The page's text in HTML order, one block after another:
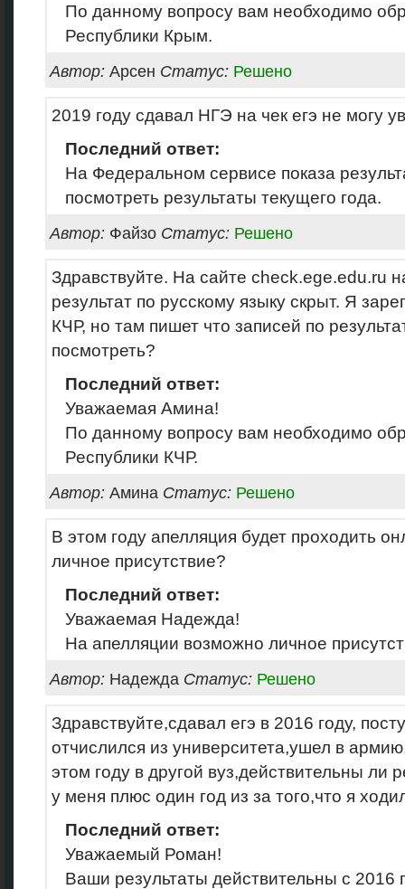
По данному вопросу вам необходимо
Республики Крым.
Автор: Арсен Статус: Решено
2019 году сдавал НГЭ на чек егэ не могу
Последний ответ:
На Федеральном сервисе показа
посмотреть результаты текущего года.
Автор: Файзо Статус: Решено
Здравствуйте. На сайте check.ege.edu.ru
результат по русскому языку скрыт. Я
КЧР, но там пишет что записей по
посмотреть?
Последний ответ:
Уважаемая Амина!
По данному вопросу вам необходимо
Республики КЧР.
Автор: Амина Статус: Решено
В этом году апелляция будет проходить
личное присутствие?
Последний ответ:
Уважаемая Надежда!
На апелляции возможно личное
Автор: Надежда Статус: Решено
Здравствуйте,сдавал егэ в 2016 году,
отчислился из университета,ушел в
этом году в другой вуз,действительны ли
у меня плюс один год из за того,что я
Последний ответ:
Уважаемый Роман!
Ваши результаты действительны с 2016